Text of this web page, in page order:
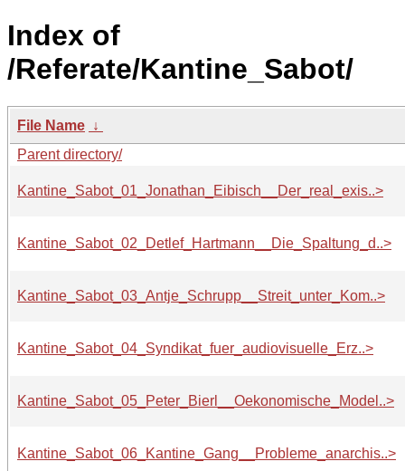
Index of
/Referate/Kantine_Sabot/
File Name ↓
Parent directory/
Kantine_Sabot_01_Jonathan_Eibisch__Der_real_exis..>
Kantine_Sabot_02_Detlef_Hartmann__Die_Spaltung_d..>
Kantine_Sabot_03_Antje_Schrupp__Streit_unter_Kom..>
Kantine_Sabot_04_Syndikat_fuer_audiovisuelle_Erz..>
Kantine_Sabot_05_Peter_Bierl__Oekonomische_Model..>
Kantine_Sabot_06_Kantine_Gang__Probleme_anarchis..>